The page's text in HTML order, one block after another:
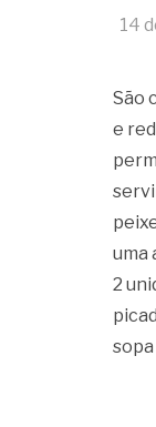
14
São
e
uma
2